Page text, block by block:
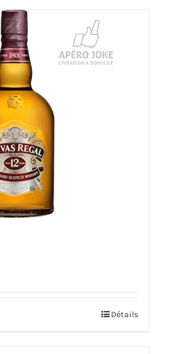
Détails